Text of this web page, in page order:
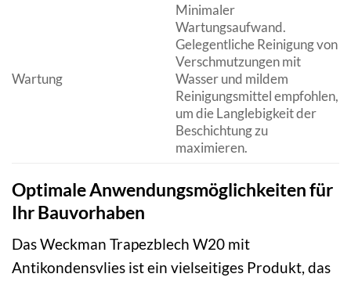
Wartung
Minimaler
Wartungsaufwand.
Gelegentliche Reinigung von
Verschmutzungen mit
Wasser und mildem
Reinigungsmittel empfohlen,
um die Langlebigkeit der
Beschichtung zu
maximieren.
Optimale Anwendungsmöglichkeiten für
Ihr Bauvorhaben
Das Weckman Trapezblech W20 mit
Antikondensvlies ist ein vielseitiges Produkt, das